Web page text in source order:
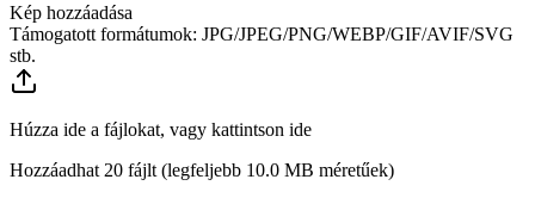
Kép hozzáadása
Támogatott formátumok: JPG/JPEG/PNG/WEBP/GIF/AVIF/SVG
stb.
Húzza ide a fájlokat, vagy kattintson ide
Hozzáadhat 20 fájlt (legfeljebb 10.0 MB méretűek)